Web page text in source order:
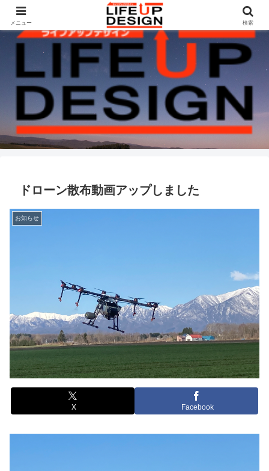
ドローン散布動画アップしました
お知らせ
X Facebook
メニュー 検索